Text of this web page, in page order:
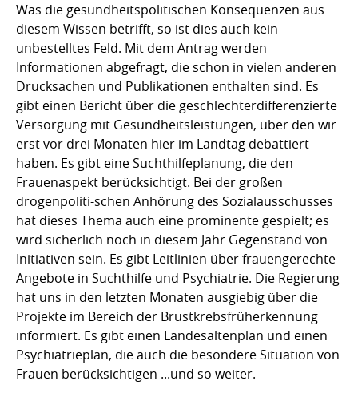
Was die gesundheitspolitischen Konsequenzen aus
diesem Wissen betrifft, so ist dies auch kein
unbestelltes Feld. Mit dem Antrag werden
Informationen abgefragt, die schon in vielen anderen
Drucksachen und Publikationen enthalten sind. Es
gibt einen Bericht über die geschlechterdifferenzierte
Versorgung mit Gesundheitsleistungen, über den wir
erst vor drei Monaten hier im Landtag debattiert
haben. Es gibt eine Suchthilfeplanung, die den
Frauenaspekt berücksichtigt. Bei der großen
drogenpoliti-schen Anhörung des Sozialausschusses
hat dieses Thema auch eine prominente gespielt; es
wird sicherlich noch in diesem Jahr Gegenstand von
Initiativen sein. Es gibt Leitlinien über frauengerechte
Angebote in Suchthilfe und Psychiatrie. Die Regierung
hat uns in den letzten Monaten ausgiebig über die
Projekte im Bereich der Brustkrebsfrüherkennung
informiert. Es gibt einen Landesaltenplan und einen
Psychiatrieplan, die auch die besondere Situation von
Frauen berücksichtigen ...und so weiter.